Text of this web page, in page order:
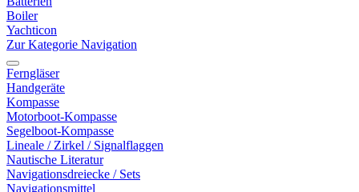
Boiler
Yachticon
Zur Kategorie Navigation
Ferngläser
Handgeräte
Kompasse
Motorboot-Kompasse
Segelboot-Kompasse
Lineale / Zirkel / Signalflaggen
Nautische Literatur
Navigationsdreiecke / Sets
Navigationsmittel